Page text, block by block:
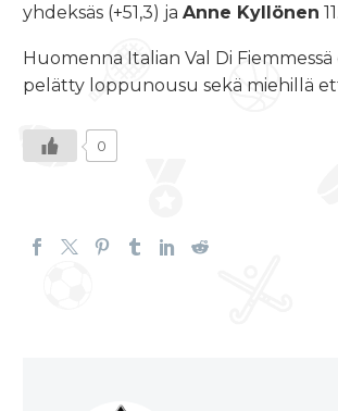
yhdeksäs (+51,3) ja Anne Kyllönen
Huomenna Italian Val Di Fiemmessä
pelätty loppunousu sekä miehillä
0